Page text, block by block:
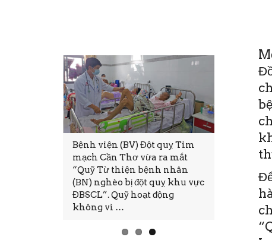
Bệnh viện (BV) Đột quỵ Tim
mạch Cần Thơ vừa ra mắt
“Quỹ Từ thiện bệnh nhân
(BN) nghèo bị đột quỵ khu vực
ĐBSCL”. Quỹ hoạt động
không vì …
Thứ Sáu,
tại Bệnh
mạch
thảo và
tục CME.